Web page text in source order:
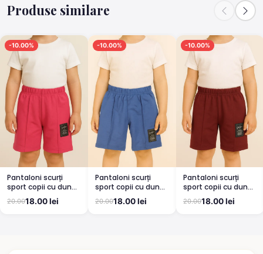
Produse similare
-10.00%
Pantaloni scurți
sport copii cu dungă
decorativă
20.0018.00 lei
-10.00%
Pantaloni scurți
sport copii cu dungă
decorativă
20.0018.00 lei
-10.00%
Pantaloni scurți
sport copii cu dungă
decorativă
20.0018.00 lei